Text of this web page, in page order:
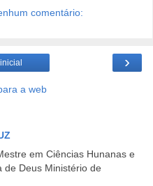
comentário:
›
a web
em Ciências Hunanas e
de Deus Ministério de